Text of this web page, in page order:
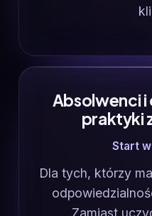
Absolwenci i
praktyki
Start
Dla tych, którzy
Zamiast